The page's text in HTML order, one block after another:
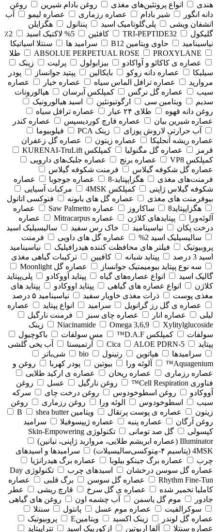
هندی
انواع پروتئین‌های مغذی روغن بادام شیرین
روغن
دانه انگور
شیر بادام عصاره رزماری عصاره لیمو
آب
اتشفان ویشی
پلی‌گلوتامیک اسید پنتانول
هگزایلن
گلیکول
TRI-PEPTIDE32 کافئین 5% لاکتیک اسید
2٪
نیاسینامید
حاوی ویتامین B12 سرامید ها
سنتلا اسیاتیکا
ABSOLUE PERPETUAL ROSE
PROXYLANE
طلا
عصاره ی کاکائو و آواکادو
بیزابولول پرلیت
زینک
سیلیکا
عصاره دانه روکو بایکالین پپتید جوانساز
پودر
مروارید
عصاره ترافل الماس سیاه عصاره خیار
عصاره
سیب
عصاره گل نرگس کمپلکس آبرسان
هیالورونات
سدیم
ویتامین سی ارگوتیونئین
اسید هیالورونیک
روغن دانه قهوه
طلای ۲۴ عیار
عصاره ترافل سیاه
عصاره شیرین بیان
عصاره قارچ کوردیسپس
عصاره کندر
آب حرارتی لاروش پوزای
زینک PCA
فیلوبیوما
عصاره ریشه آنجلیکا
عصاره زیتون
عصاره گل زعفران
قرمز
عصاره گل مگنولیا
کمپلکس KURENAI-TruLift
کمپلکس VP8
عصاره برنج
عصاره جلبک‌های دارویی
عصاره گل شکوفه گیلاس
فرمنت شکوفه گیلاس
فرمنت‌های مغذی
هگزاپپتاید-8 عصاره جوجوبا
عصاره
شکوفه گیلاس ژاپنی
کمپلکس 4MSK
مرکبات آسیایی
بیوفرمنت های مغذی
عصاره گل های بابونه
فنوکسی اتانول
هگزاپپتاید8
ساکاروز عصاره Saw Palmetto
عصاره
آلوئه‌ورا
پپتایدهای کلاژن عصاره Mitracarpus
عصاره
درخت پکان
نیاسینامید خاک رس سفید
سالیسیلیک اسید
سالیسیلیک اسید 2%
عصاره گل های داویی
فرمنت
پروبیوتیک
فیلتر های محافظت کننده هیدرافیلیک
نیاسینامید
اسید 3 درصد
پپتاید شبانه کافیین
ترکیبات گیاهی مغذی
سه نوع پپتاید بیومیمتیک جوانساز
عصاره گل Moonlight
گالیک اسید
انواع عصاره‌های گیاه پپتاید آووکادو
پلی‌پپتاید
کلاژن
انواع عصاره های گیاهی پپتاید اووکادو
پپتاید های
مغذی پوست
ذرات مغذی خاویار سفید
نیاسینامید ۵ درصد
عصاره ی گل رز گرانویل
سرامید انواع پپتاید
عصاره
لیلی
عصاره انار عصاره چای سبز
فرمنت نارگیل
Niacinamide
Omega 3,6,9 Xylitylglucoside
زینک
سولفات
کمپلکس D.A.F™ مس سولفات
باکوچیول
پپتاید
5-Cica
ALOE PDRN آرتمیستا
آب یخی گلشی
سرامیدها
هیاتوین رتینول bio
شی‌باتر
Aquagenium™
آلوئه ورا بیوتین پودر کهربا
روغن و
عصاره رزماری
عصاره ریحان
عصاره ی ارکید طلایی
فناوری Cell Respiration™
روغن نارگیل عسل
روغن
آووکادو
روغن اسطوخودوس روغن درخت چای
سرکه
سیب
اسطوخودوس الوئه ورا روغن رزماری
روغن
زیتون
عصاره ی پوست پرتقال ویتامین Bshea butter
روغن آرگان
عصاره پنبه عصاره ژیپسوفیلا
سرامید
کپسولی
گل صد تومانی
تکنولوژی Skin-Empowering
Illuminator (عصاره ابریشم طلایی، مروارید ژاپنی، تیانین)
4MSK (پتاسیم ۴‑مِتوکسی‌سالیسیلات)
سرامیدها و اسیدهای
چرب
عصاره برگ جینکو بیلوبا
عصاره برگ هیدرانژیا
عصاره گل سوسن درخشان
اسیدهای چرب
تکنولوژی Day
Rhythm Fine‑Tun
عصاره گل سوسن برگ قلبی
عصاره
کاملیا تخمیر شده
عصاره ی گل سرخ قارچ ریشی
عطر
جادور
موم گل یاسمن آب چشمه اون
روغن های گیاهی
سوکرالفیت
عصاره موم عسل پانتول
سنتلا
عصاره گل لوندر
زینک اکسید ویتامینE
پروبیوتیک
عصاره سنتلا
آلفا اربوتین ازکوربیک اسید تتراپپتاید